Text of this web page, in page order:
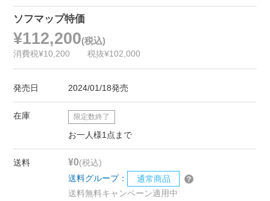
ソフマップ特価
¥112,200(税込)
消費税¥10,200 税抜¥102,000
発売日 2024/01/18発売
在庫 限定数終了
お一人様1点まで
送料 ¥0(税込)
送料グループ：
通常商品
送料無料キャンペーン適用中